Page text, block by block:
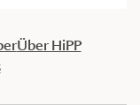
Über HiPP